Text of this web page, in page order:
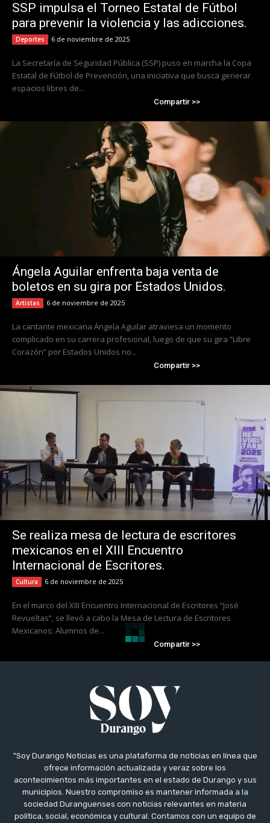
SSP impulsa el Torneo Estatal de Fútbol
para prevenir la violencia y las adicciones.
Deportes 6 de noviembre de 2025
La Secretaría de Seguridad Pública (SSP) puso en marcha la Copa
Estatal de Fútbol de Prevención, una iniciativa que busca generar
espacios libres de...
Compartir >>
Ángela Aguilar enfrenta baja venta de
boletos en su gira por Estados Unidos.
Artistas 6 de noviembre de 2025
La cantante mexicana Ángela Aguilar atraviesa un momento
complicado en su carrera profesional, luego de que su gira “Libre
Corazón” por Estados Unidos no...
Compartir >>
Se realiza mesa de lectura de escritores
mexicanos en el XIII Encuentro
Internacional de Escritores.
Cultura 6 de noviembre de 2025
En el marco del XIII Encuentro Internacional de Escritores “José
Revueltas”, se llevó a cabo la Mesa de Lectura de Escritores
Mexicanos: Alumnos de...
Compartir >>
"Soy Durango Noticias es una plataforma de noticias en línea que
ofrece información actualizada y veraz sobre los
acontecimientos más importantes en el estado de Durango y sus
municipios. Nuestro compromiso es mantener informada a la
sociedad Duranguenses con noticias relevantes en materia
política, social, económica y cultural. Contamos con un equipo de